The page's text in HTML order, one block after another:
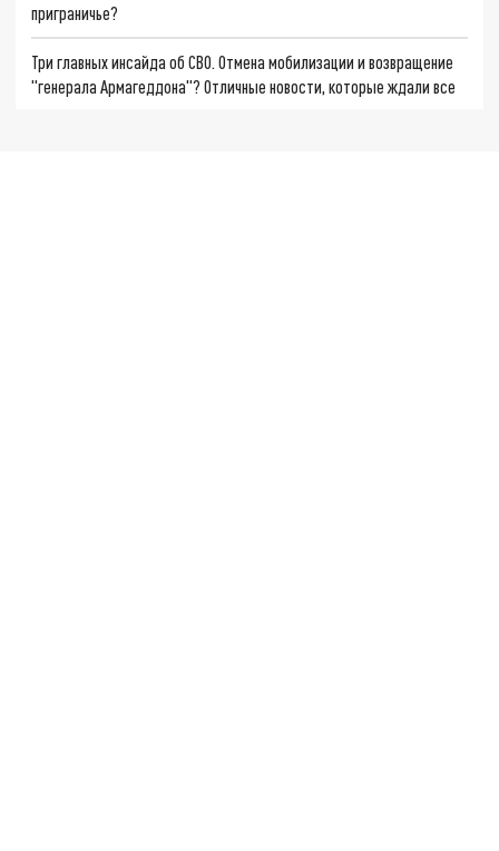
приграничье?
Три главных инсайда об СВО. Отмена мобилизации и возвращение
"генерала Армагеддона"? Отличные новости, которые ждали все